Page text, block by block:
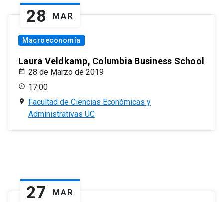
28 MAR
Macroeconomía
Laura Veldkamp, Columbia Business School
28 de Marzo de 2019
17:00
Facultad de Ciencias Económicas y
Administrativas UC
27 MAR